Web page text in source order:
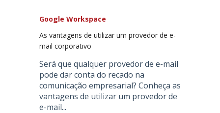
Google Workspace
As vantagens de utilizar um provedor de e-
mail corporativo
Será que qualquer provedor de e-mail
pode dar conta do recado na
comunicação empresarial? Conheça as
vantagens de utilizar um provedor de
e-mail...